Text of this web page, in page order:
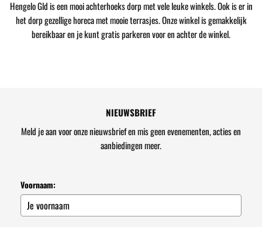
Hengelo Gld is een mooi achterhoeks dorp met vele leuke winkels. Ook is er in
het dorp gezellige horeca met mooie terrasjes. Onze winkel is gemakkelijk
bereikbaar en je kunt gratis parkeren voor en achter de winkel.
NIEUWSBRIEF
Meld je aan voor onze nieuwsbrief en mis geen evenementen, acties en
aanbiedingen meer.
Voornaam: